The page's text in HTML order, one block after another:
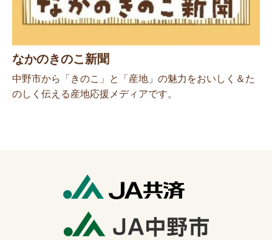
なかのきのこ新聞
中野市から「きのこ」と「産地」の魅力をおいしく＆た
のしく伝える産地応援メディアです。